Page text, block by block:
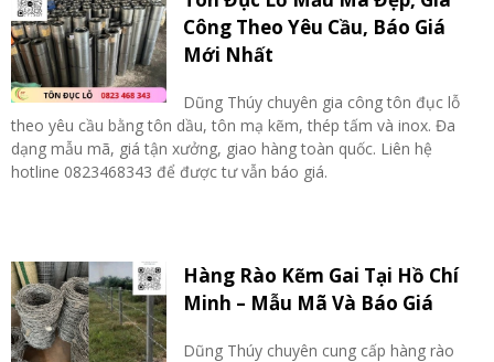
Công Theo Yêu Cầu, Báo Giá
Mới Nhất
Dũng Thúy chuyên gia công tôn đục lỗ
theo yêu cầu bằng tôn dầu, tôn mạ kẽm, thép tấm và inox. Đa
dạng mẫu mã, giá tận xưởng, giao hàng toàn quốc. Liên hệ
hotline 0823468343 để được tư vẫn báo giá.
Hàng Rào Kẽm Gai Tại Hồ Chí
Minh – Mẫu Mã Và Báo Giá
Dũng Thúy chuyên cung cấp hàng rào